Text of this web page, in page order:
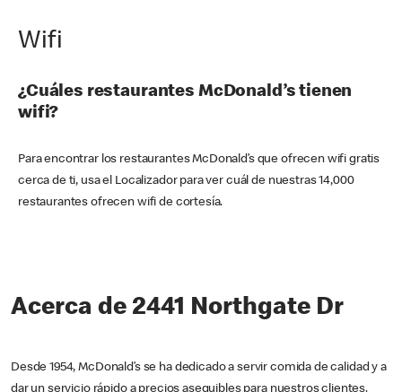
Wifi
¿Cuáles restaurantes McDonald’s tienen
wifi?
Para encontrar los restaurantes McDonald’s que ofrecen wifi gratis
cerca de ti, usa el Localizador para ver cuál de nuestras 14,000
restaurantes ofrecen wifi de cortesía.
Acerca de 2441 Northgate Dr
Desde 1954, McDonald’s se ha dedicado a servir comida de calidad y a
dar un servicio rápido a precios asequibles para nuestros clientes.